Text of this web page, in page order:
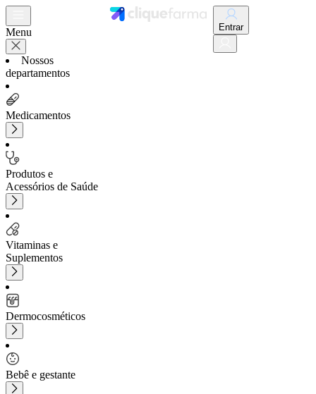
Menu
Nossos
departamentos
Medicamentos
Produtos e
Acessórios de Saúde
Vitaminas e
Suplementos
Dermocosméticos
Bebê e gestante
Entrar